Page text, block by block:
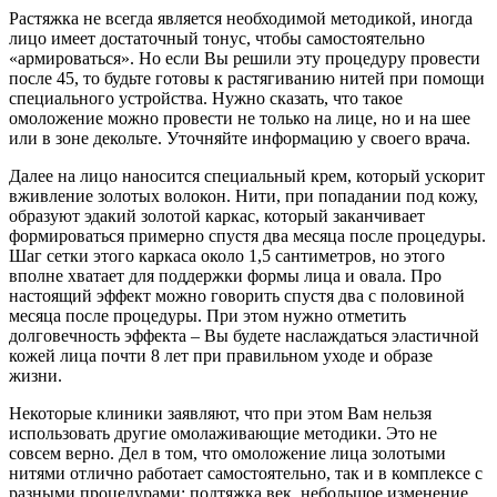
Растяжка не всегда является необходимой методикой, иногда
лицо имеет достаточный тонус, чтобы самостоятельно
«армироваться». Но если Вы решили эту процедуру провести
после 45, то будьте готовы к растягиванию нитей при помощи
специального устройства. Нужно сказать, что такое
омоложение можно провести не только на лице, но и на шее
или в зоне декольте. Уточняйте информацию у своего врача.
Далее на лицо наносится специальный крем, который ускорит
вживление золотых волокон. Нити, при попадании под кожу,
образуют эдакий золотой каркас, который заканчивает
формироваться примерно спустя два месяца после процедуры.
Шаг сетки этого каркаса около 1,5 сантиметров, но этого
вполне хватает для поддержки формы лица и овала. Про
настоящий эффект можно говорить спустя два с половиной
месяца после процедуры. При этом нужно отметить
долговечность эффекта – Вы будете наслаждаться эластичной
кожей лица почти 8 лет при правильном уходе и образе
жизни.
Некоторые клиники заявляют, что при этом Вам нельзя
использовать другие омолаживающие методики. Это не
совсем верно. Дел в том, что омоложение лица золотыми
нитями отлично работает самостоятельно, так и в комплексе с
разными процедурами: подтяжка век, небольшое изменение